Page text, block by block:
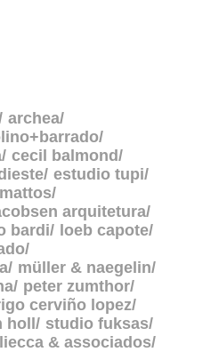
archea
cecil balmond
estudio tupi
arquitetura
bardi
loeb capote
müller & naegelin
peter zumthor
cerviño lopez
studio fuksas
& associados